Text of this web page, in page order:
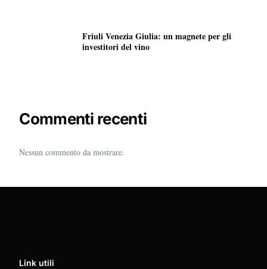
Friuli Venezia Giulia: un magnete per gli
investitori del vino
Commenti recenti
Nessun commento da mostrare.
Link utili